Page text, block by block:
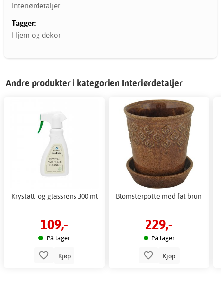
Interiørdetaljer
Tagger:
Hjem og dekor
Andre produkter i kategorien Interiørdetaljer
Krystall- og glassrens 300 ml
109,-
På lager
Kjøp
Blomsterpotte med fat brun
229,-
På lager
Kjøp